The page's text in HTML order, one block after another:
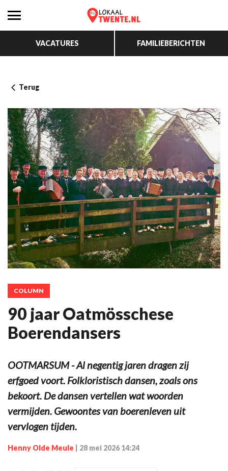
VACATURES FAMILIEBERICHTEN
Terug
COLUMN
90 jaar Oatmösschese
Boerendansers
OOTMARSUM - Al negentig jaren dragen zij
erfgoed voort. Folkloristisch dansen, zoals ons
bekoort. De dansen vertellen wat woorden
vermijden. Gewoontes van boerenleven uit
vervlogen tijden.
Henny Olde Meule 28 mei 2026 14:24